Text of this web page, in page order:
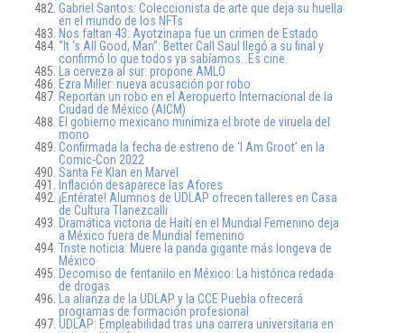
Gabriel Santos: Coleccionista de arte que deja su huella
en el mundo de los NFTs
Nos faltan 43: Ayotzinapa fue un crimen de Estado
‘’It ‘s All Good, Man’’: Better Call Saul llegó a su final y
confirmó lo que todos ya sabíamos…Es cine.
La cerveza al sur: propone AMLO
Ezra Miller: nueva acusación por robo
Reportan un robo en el Aeropuerto Internacional de la
Ciudad de México (AICM)
El gobierno mexicano minimiza el brote de viruela del
mono
Confirmada la fecha de estreno de ‘I Am Groot’ en la
Comic-Con 2022
Santa Fe Klan en Marvel
Inflación desaparece las Afores
¡Entérate! Alumnos de UDLAP ofrecen talleres en Casa
de Cultura Tlanezcalli
Dramática victoria de Haití en el Mundial Femenino deja
a México fuera de Mundial femenino
Triste noticia: Muere la panda gigante más longeva de
México
Decomiso de fentanilo en México: La histórica redada
de drogas
La alianza de la UDLAP y la CCE Puebla ofrecerá
programas de formación profesional
UDLAP: Empleabilidad tras una carrera universitaria en